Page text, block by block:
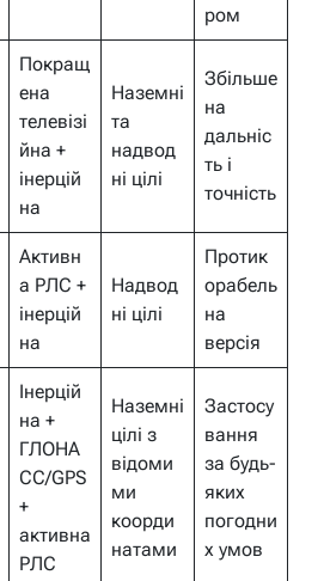
ром
Покращ
ена
телевізі
йна +
інерцій
на
Наземні
та
надвод
ні цілі
Збільше
на
дальніс
ть і
точність
Активн
а РЛС +
інерцій
на
Надвод
ні цілі
Протик
орабель
на
версія
Інерцій
на +
ГЛОНА
СС/GPS
+
активна
РЛС
Наземні
цілі з
відоми
ми
коорди
натами
Застосу
вання
за будь-
яких
погодни
х умов